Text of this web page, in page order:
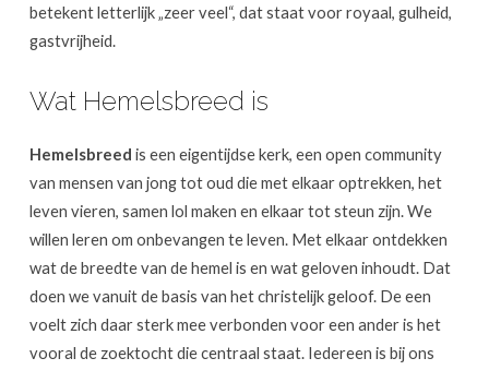
betekent letterlijk „zeer veel“, dat staat voor royaal, gulheid,
gastvrijheid.
Wat Hemelsbreed is
Hemelsbreed is een eigentijdse kerk, een open community
van mensen van jong tot oud die met elkaar optrekken, het
leven vieren, samen lol maken en elkaar tot steun zijn. We
willen leren om onbevangen te leven. Met elkaar ontdekken
wat de breedte van de hemel is en wat geloven inhoudt. Dat
doen we vanuit de basis van het christelijk geloof. De een
voelt zich daar sterk mee verbonden voor een ander is het
vooral de zoektocht die centraal staat. Iedereen is bij ons